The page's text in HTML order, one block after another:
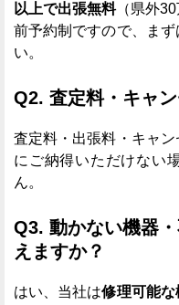
以上で出張無料（県外
前予約制ですので、まず
い。
Q2. 査定料・キャ
査定料・出張料・キャ
にご納得いただけない
ん。
Q3. 動かない機器
えますか？
はい、当社は修理可能